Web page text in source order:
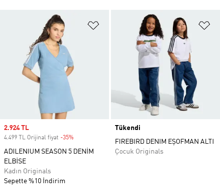
Favori Listesine Ekle
Sale price
2.924 TL
4.499 TL Orijinal fiyat -35%
ADILENIUM SEASON 5 DENİM
ELBİSE
Kadın Originals
Sepette %10 İndirim
Tükendi
FIREBIRD DENIM EŞOFMAN ALTI
Çocuk Originals